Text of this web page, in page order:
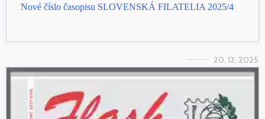
Nové číslo časopisu SLOVENSKÁ FILATELIA 2025/4
20. 12. 2025